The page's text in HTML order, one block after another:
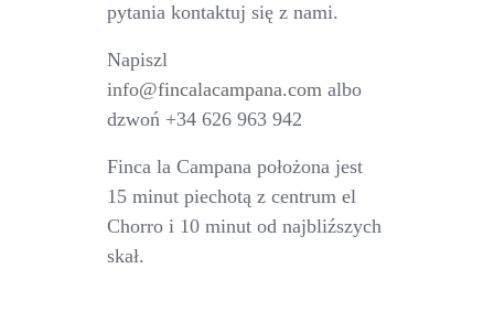
pytania kontaktuj się z nami.
Napiszl
info@fincalacampana.com albo
dzwoń +34 626 963 942
Finca la Campana położona jest
15 minut piechotą z centrum el
Chorro i 10 minut od najbliźszych
skał.